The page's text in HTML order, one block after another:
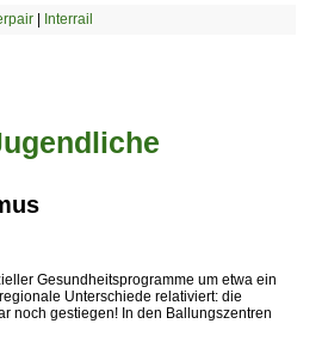
| Interrail
Gesundheitsprogramme um etwa ein
Unterschiede relativiert: die
noch gestiegen! In den Ballungszentren